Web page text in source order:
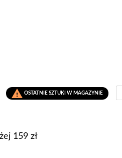
 OSTATNIE SZTUKI W MAGAZYNIE
159 zł